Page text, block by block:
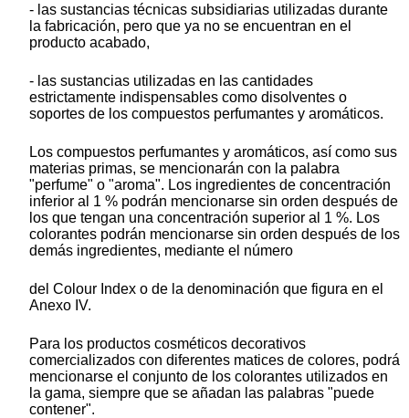
- las sustancias técnicas subsidiarias utilizadas durante
la fabricación, pero que ya no se encuentran en el
producto acabado,
- las sustancias utilizadas en las cantidades
estrictamente indispensables como disolventes o
soportes de los compuestos perfumantes y aromáticos.
Los compuestos perfumantes y aromáticos, así como sus
materias primas, se mencionarán con la palabra
"perfume" o "aroma". Los ingredientes de concentración
inferior al 1 % podrán mencionarse sin orden después de
los que tengan una concentración superior al 1 %. Los
colorantes podrán mencionarse sin orden después de los
demás ingredientes, mediante el número
del Colour Index o de la denominación que figura en el
Anexo IV.
Para los productos cosméticos decorativos
comercializados con diferentes matices de colores, podrá
mencionarse el conjunto de los colorantes utilizados en
la gama, siempre que se añadan las palabras "puede
contener".